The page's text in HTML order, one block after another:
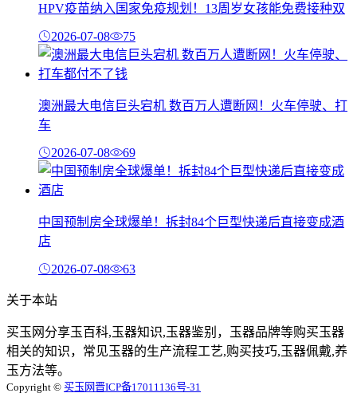
HPV疫苗纳入国家免疫规划！13周岁女孩能免费接种双
2026-07-08 75
澳洲最大电信巨头宕机 数百万人遭断网！火车停驶、打
车
2026-07-08 69
中国预制房全球爆单！拆封84个巨型快递后直接变成酒
店
2026-07-08 63
关于本站
买玉网分享玉百科,玉器知识,玉器鉴别，玉器品牌等购买玉器
相关的知识，常见玉器的生产流程工艺,购买技巧,玉器佩戴,养
玉方法等。
Copyright © 买玉网晋ICP备17011136号-31